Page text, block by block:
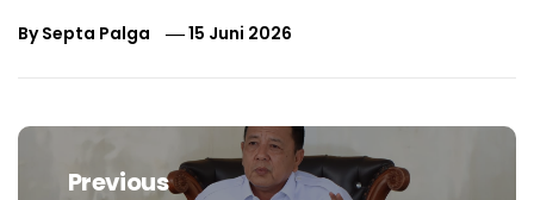
BySepta Palga 15 Juni 2026
Navigasi
posPrevious